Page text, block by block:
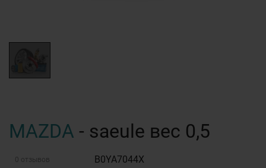
MAZDA - saeule вес 0,5
0 отзывов B0YA7044X